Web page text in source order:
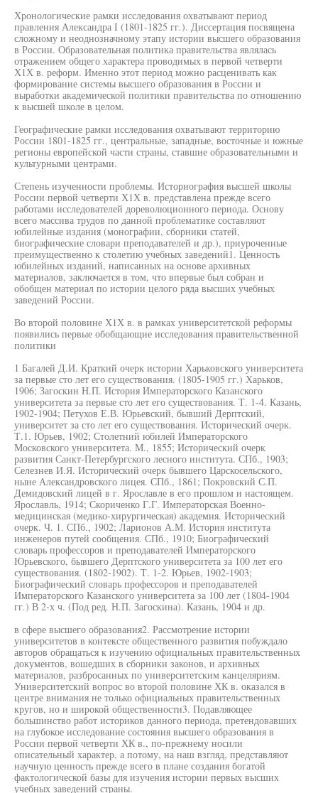
Хронологические рамки исследования охватывают период
правления Александра I (1801-1825 гг.). Диссертация посвящена
сложному и неоднозначному этапу истории высшего образования
в России. Образовательная политика правительства являлась
отражением общего характера проводимых в первой четверти
Х1Х в. реформ. Именно этот период можно расценивать как
формирование системы высшего образования в России и
выработки академической политики правительства по отношению
к высшей школе в целом.
Географические рамки исследования охватывают территорию
России 1801-1825 гг., центральные, западные, восточные и южные
регионы европейской части страны, ставшие образовательными и
культурными центрами.
Степень изученности проблемы. Историография высшей школы
России первой четверти Х1Х в. представлена прежде всего
работами исследователей дореволюционного периода. Основу
всего массива трудов по данной проблематике составляют
юбилейные издания (монографии, сборники статей,
биографические словари преподавателей и др.), приуроченные
преимущественно к столетию учебных заведений1. Ценность
юбилейных изданий, написанных на основе архивных
материалов, заключается в том, что впервые был собран и
обобщен материал по истории целого ряда высших учебных
заведений России.
Во второй половине Х1Х в. в рамках университетской реформы
появились первые обобщающие исследования правительственной
политики
1 Багалей Д.И. Краткий очерк истории Харьковского университета
за первые сто лет его существования. (1805-1905 гг.) Харьков,
1906; Загоскин Н.П. История Императорского Казанского
университета за первые сто лет его существования. Т. 1-4. Казань,
1902-1904; Петухов Е.В. Юрьевский, бывший Дерптский,
университет за сто лет его существования. Исторический очерк.
Т.1. Юрьев, 1902; Столетний юбилей Императорского
Московского университета. М., 1855; Исторический очерк
развития Санкт-Петербургского лесного института. СПб., 1903;
Селезнев И.Я. Исторический очерк бывшего Царскосельского,
ныне Александровского лицея. СПб., 1861; Покровский С.П.
Демидовский лицей в г. Ярославле в его прошлом и настоящем.
Ярославль, 1914; Скориченко Г.Г. Императорская Военно-
медицинская (медико-хирургическая) академия. Исторический
очерк. Ч. 1. СПб., 1902; Ларионов А.М. История института
инженеров путей сообщения. СПб., 1910; Биографический
словарь профессоров и преподавателей Императорского
Юрьевского, бывшего Дерптского университета за 100 лет его
существования. (1802-1902). Т. 1-2. Юрьев, 1902-1903;
Биографический словарь профессоров и преподавателей
Императорского Казанского университета за 100 лет (1804-1904
гг.) В 2-х ч. (Под ред. Н.П. Загоскина). Казань, 1904 и др.
в сфере высшего образования2. Рассмотрение истории
университетов в контексте общественного развития побуждало
авторов обращаться к изучению официальных правительственных
документов, вошедших в сборники законов, и архивных
материалов, разбросанных по университетским канцеляриям.
Университетский вопрос во второй половине ХК в. оказался в
центре внимания не только официальных правительственных
кругов, но и широкой общественности3. Подавляющее
большинство работ историков данного периода, претендовавших
на глубокое исследование состояния высшего образования в
России первой четверти ХК в., по-прежнему носили
описательный характер, а потому, на наш взгляд, представляют
научную ценность прежде всего в плане создания богатой
фактологической базы для изучения истории первых высших
учебных заведений страны.